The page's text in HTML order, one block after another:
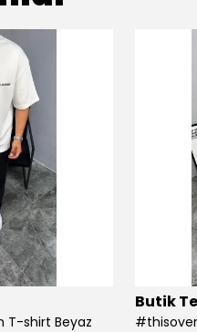
T-shirt Beyaz
Butik